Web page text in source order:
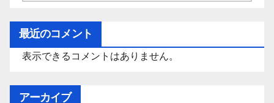
ゴ
ー
最近のコメント
表示できるコメントはありません。
アーカイブ